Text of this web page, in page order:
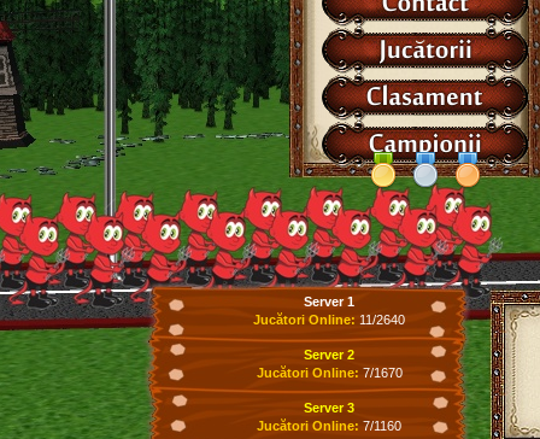
Server 1
Jucători Online: 11/2640
Server 2
Jucători Online: 7/1670
Server 3
Jucători Online: 7/1160